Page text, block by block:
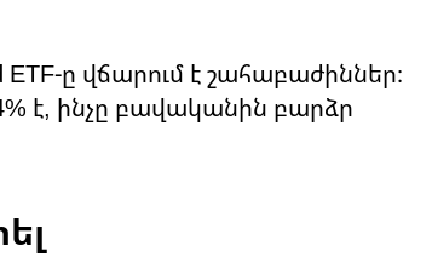
ETF-ը վճարում է շահաբաժիններ։
է, ինչը բավականին բարձր